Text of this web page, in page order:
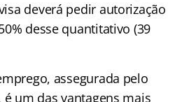
deverá pedir autorização
desse quantitativo (39
assegurada pelo
um das vantagens mais